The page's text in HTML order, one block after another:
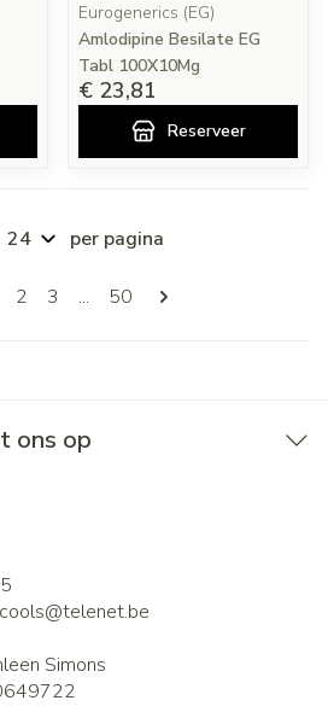
Eurogenerics (EG)
Amlodipine Besilate EG
Tabl 100X10Mg
€ 23,81
Reserveer
Pagina's
lees momenteel pagina
Pagina
2 Pagina
3 ... Pagina
50
per pagina
ons op
telenet.be
Simons